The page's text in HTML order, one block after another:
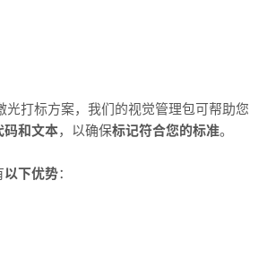
光打标方案，我们的视觉管理包可帮助您
码和文本，以确保标记符合您的标准。
以下优势：